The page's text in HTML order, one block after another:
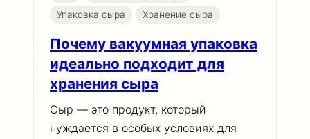
Упаковка сыра
Хранение сыра
Почему вакуумная упаковка
идеально подходит для
хранения сыра
Сыр — это продукт, который
нуждается в особых условиях для